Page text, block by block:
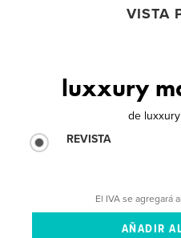
VISTA
luxxury
de
REVISTA
El IVA se agregará